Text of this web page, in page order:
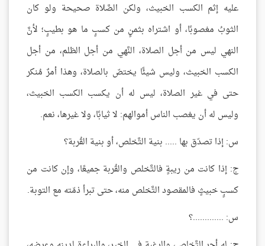
عليه إثم الكسب الخبيث، ولكن الصَّلاة صحيحة ولو كان
الثوبُ مغصوبًا، أو اشتراه بثمنٍ من كسبٍ ما هو بطيبٍ؛ لأنَّ
النهي ليس من أجل الصلاة، النَّهي من أجل الظلم، من أجل
الكسب الخبيث، وليس شيئًا يختصّ بالصلاة، وهذا أمرٌ مُنكر
حتى في غير الصلاة، ليس له أن يكسب الكسب الخبيث،
وليس له أن يغصب الناس أموالهم: لا ثيابًا، ولا غيرها، نعم.
س: إذا تصدّق بها ..... بنية التَّخلص، أو بنية القُربة؟
ج: إذا كانت من ريبةٍ فالتَّخلص والقُربة جميعًا، وإن كانت من
كسبٍ خبيثٍ فالمقصود التَّخلص منه، حتى تبرأ ذمّته مع التوبة.
س: .............؟